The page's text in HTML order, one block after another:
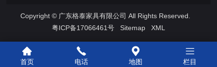
Copyright © 广东格泰家具有限公司 All Rights Reserved.
粤ICP备17066461号
Sitemap XML
首页 电话 地图 栏目